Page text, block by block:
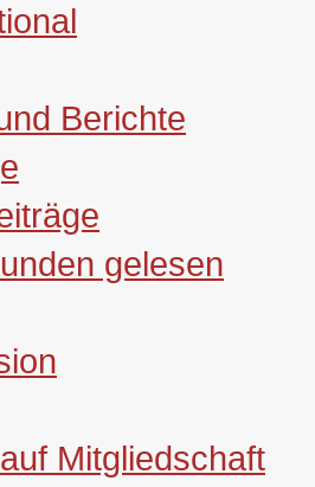
Berichte
gelesen
Mitgliedschaft